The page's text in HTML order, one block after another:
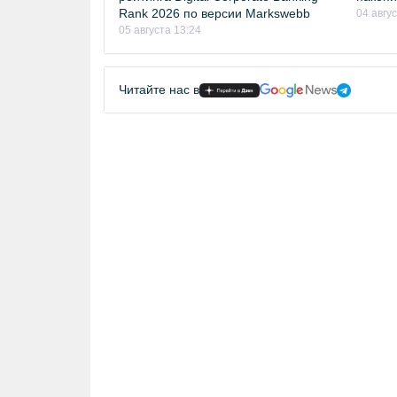
Rank 2026 по версии Markswebb
05 августа 13:24
04
Читайте нас в